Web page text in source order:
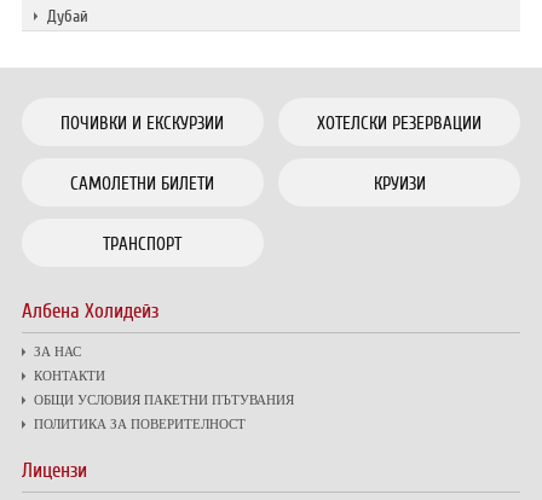
Дубай
ПОЧИВКИ И ЕКСКУРЗИИ ХОТЕЛСКИ РЕЗЕРВАЦИИ
САМОЛЕТНИ БИЛЕТИ КРУИЗИ
ТРАНСПОРТ
Албена Холидейз
ЗА НАС
КОНТАКТИ
ОБЩИ УСЛОВИЯ ПАКЕТНИ ПЪТУВАНИЯ
ПОЛИТИКА ЗА ПОВЕРИТЕЛНОСТ
Лицензи